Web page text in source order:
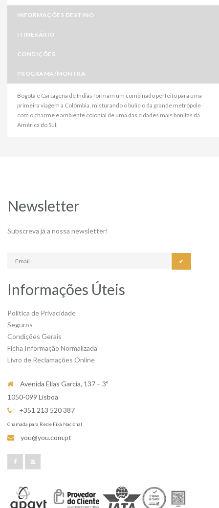
INFORMAÇÕES DESTINO
ITINERÁRIO
CONDIÇÕES
PROGRAMA/MONTRA
Bogotá e Cartagena de Indias formam um combinado perfeito para uma
primeira viagem à Colômbia, misturando o bulício da grande metrópole
com o charme e ambiente colonial de uma das cidades mais bonitas da
América do Sul.
Newsletter
Subscreva já a nossa newsletter!
✔
Informações Úteis
Política de Privacidade
Seguros
Condições Gerais
Ficha Informação Normalizada
Livro de Reclamações Online
Avenida Elias Garcia, 137 – 3º
1050-099 Lisboa
+351 213 520 387
Chamada para Rede Fixa Nacional
you@you.com.pt